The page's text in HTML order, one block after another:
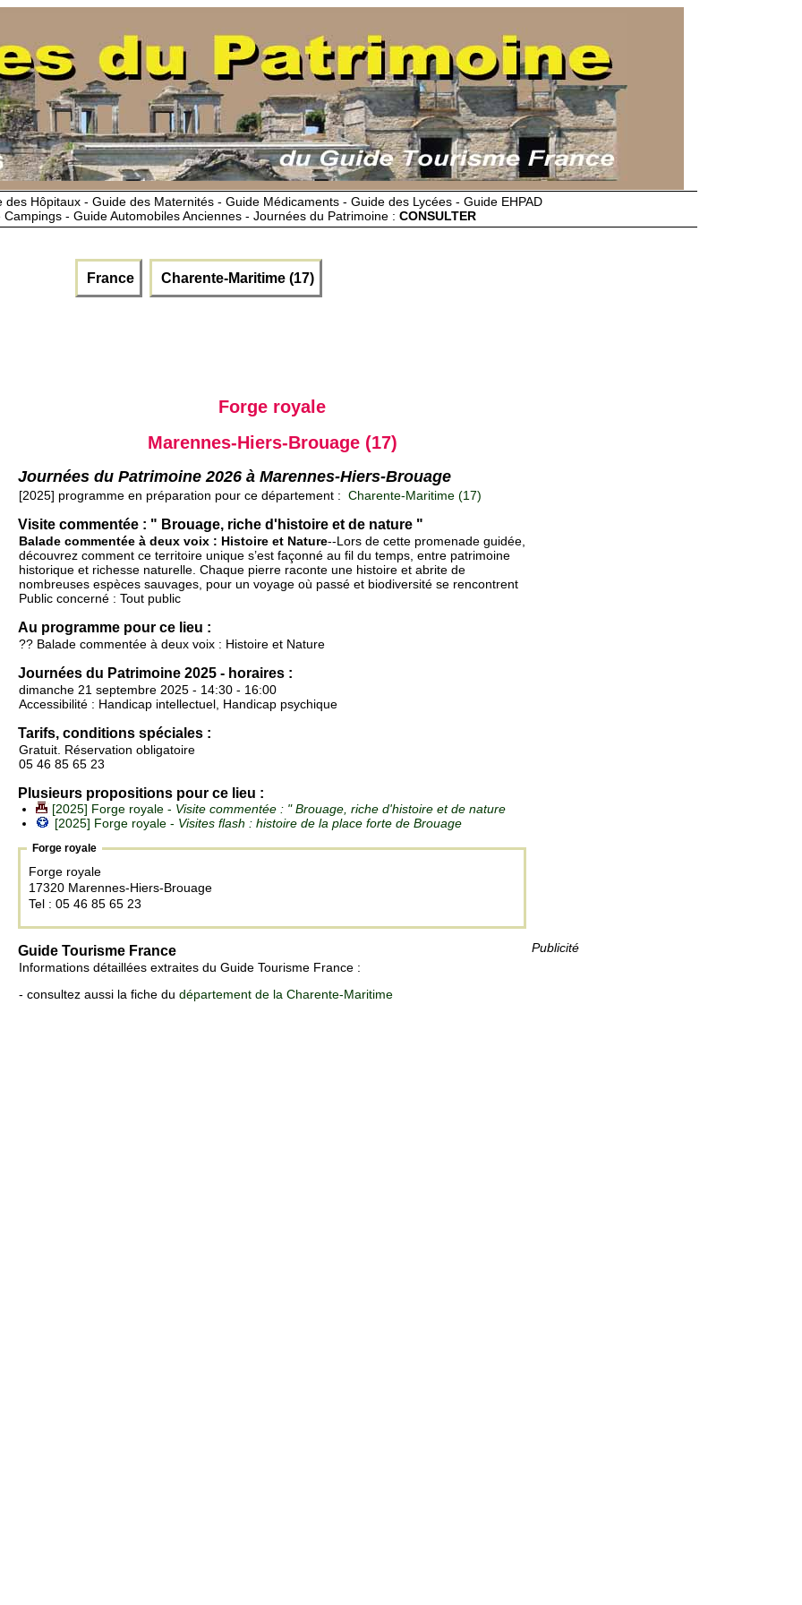
Hôpitaux - Guide des Maternités - Guide Médicaments - Guide des Lycées - Guide EHPAD
- Guide Automobiles Anciennes - Journées du Patrimoine : CONSULTER
France Charente-Maritime (17)
Publicité
Forge royale
Marennes-Hiers-Brouage (17)
Journées du Patrimoine 2026 à Marennes-Hiers-Brouage
[2025] programme en préparation pour ce département : Charente-Maritime (17)
Visite commentée : " Brouage, riche d'histoire et de nature "
Balade commentée à deux voix : Histoire et Nature--Lors de cette promenade guidée,
découvrez comment ce territoire unique s’est façonné au fil du temps, entre patrimoine
historique et richesse naturelle. Chaque pierre raconte une histoire et abrite de
nombreuses espèces sauvages, pour un voyage où passé et biodiversité se rencontrent
Public concerné : Tout public
Au programme pour ce lieu :
?? Balade commentée à deux voix : Histoire et Nature
Journées du Patrimoine 2025 - horaires :
dimanche 21 septembre 2025 - 14:30 - 16:00
Accessibilité : Handicap intellectuel, Handicap psychique
Tarifs, conditions spéciales :
Gratuit. Réservation obligatoire
05 46 85 65 23
Plusieurs propositions pour ce lieu :
[2025] Forge royale - Visite commentée : " Brouage, riche d'histoire et de nature
[2025] Forge royale - Visites flash : histoire de la place forte de Brouage
Forge royale
Forge royale
17320 Marennes-Hiers-Brouage
Tel : 05 46 85 65 23
Guide Tourisme France
Informations détaillées extraites du Guide Tourisme France :
- consultez aussi la fiche du département de la Charente-Maritime